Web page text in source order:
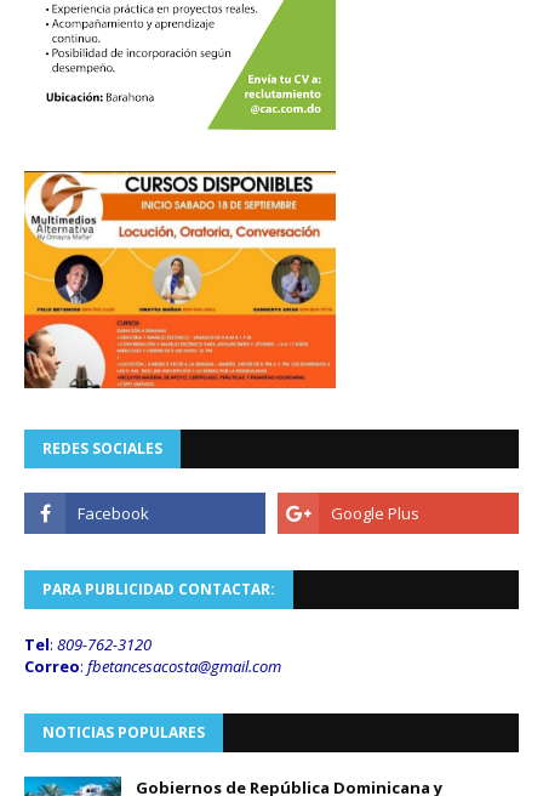
REDES SOCIALES
PARA PUBLICIDAD CONTACTAR:
Tel: 809-762-3120
Correo: fbetancesacosta@gmail.com
NOTICIAS POPULARES
Gobiernos de República Dominicana y